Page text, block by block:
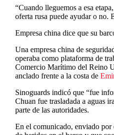
“Cuando lleguemos a esa
oferta rusa puede ayudar o no.
Empresa china dice que su
Una empresa china de
operaba como plataforma de
Comercio Marítimo del Reino
anclado frente a la costa de
Sinoguards indicó que “fue
Chuan fue trasladada a aguas
parte de las autoridades.
En el comunicado, enviado por